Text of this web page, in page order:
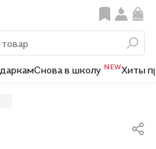
Снова в школу NEWХиты